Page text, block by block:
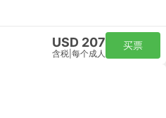
USD 207
含税 每个成人
买票